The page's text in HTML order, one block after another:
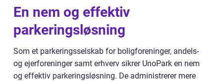
En nem og effektiv
parkeringsløsning
Som et parkeringsselskab for boligforeninger, andels-
og ejerforeninger samt erhverv sikrer UnoPark en nem
og effektiv parkeringsløsning. De administrerer mere